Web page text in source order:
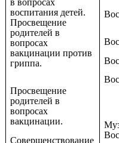
воспитания детей.
Просвещение
родителей в
вопросах
вакцинации против
гриппа.
Просвещение
родителей в
вопросах
вакцинации.
Совершенствование